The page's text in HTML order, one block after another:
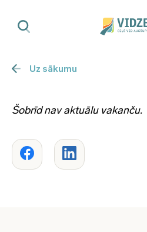
Uz sākumu
Šobrīd nav aktuālu vakanču.